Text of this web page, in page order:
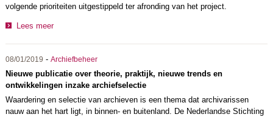
volgende prioriteiten uitgestippeld ter afronding van het project.
Lees meer
08/01/2019 - Archiefbeheer
Nieuwe publicatie over theorie, praktijk, nieuwe trends en
ontwikkelingen inzake archiefselectie
Waardering en selectie van archieven is een thema dat archivarissen
nauw aan het hart ligt, in binnen- en buitenland. De Nederlandse Stichting